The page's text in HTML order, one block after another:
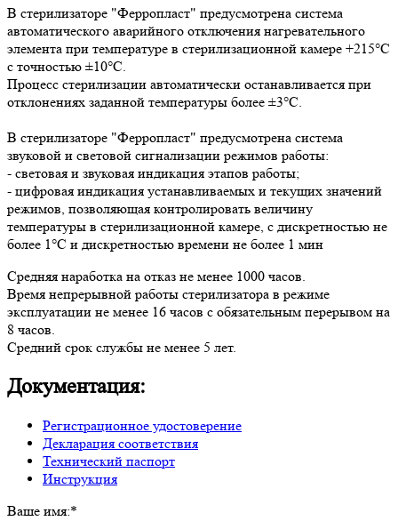
В стерилизаторе "Ферропласт" предусмотрена система
автоматического аварийного отключения нагревательного
элемента при температуре в стерилизационной камере +215°С
с точностью ±10°С.
Процесс стерилизации автоматически останавливается при
отклонениях заданной температуры более ±3°С.
В стерилизаторе "Ферропласт" предусмотрена система
звуковой и световой сигнализации режимов работы:
- световая и звуковая индикация этапов работы;
- цифровая индикация устанавливаемых и текущих значений
режимов, позволяющая контролировать величину
температуры в стерилизационной камере, с дискретностью не
более 1°С и дискретностью времени не более 1 мин
Средняя наработка на отказ не менее 1000 часов.
Время непрерывной работы стерилизатора в режиме
эксплуатации не менее 16 часов с обязательным перерывом на
8 часов.
Средний срок службы не менее 5 лет.
Документация:
Регистрационное удостоверение
Декларация соответствия
Технический паспорт
Инструкция
Ваше имя:*